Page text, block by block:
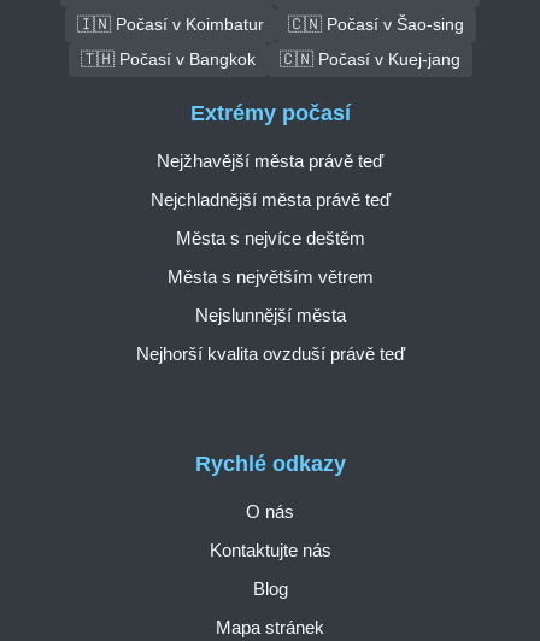
🇮🇳 Počasí v Koimbatur
🇨🇳 Počasí v Šao-sing
🇹🇭 Počasí v Bangkok
🇨🇳 Počasí v Kuej-jang
Rychlé odkazy
O nás
Kontaktujte nás
Blog
Mapa stránek
Extrémy počasí
Nejžhavější města právě teď
Nejchladnější města právě teď
Města s nejvíce deštěm
Města s největším větrem
Nejslunnější města
Nejhorší kvalita ovzduší právě teď